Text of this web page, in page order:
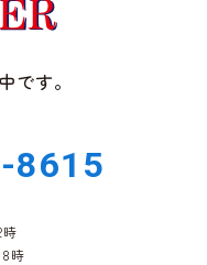
です。
8615
時
時